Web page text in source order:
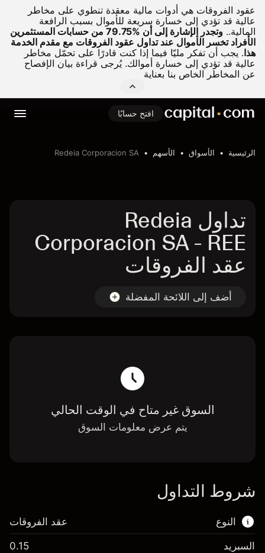
عقود الفروقات هي أدوات مالية معقدة تنطوي على مخاطر
عالية قد تؤدي إلى خسارة سريعة للأموال بسبب الرافعة
المالية..
وتجدر الإشارة إلى أن %79.75 من حسابات المستثمرين
الأفراد تخسر الأموال عند تداول عقود الفروقات مع مقدم الخدمة
هذا. يجب أن تفكر مليّا فيما إذا كنت قادرًا على تحمّل مخاطر
عالية قد تؤدي إلى خسارة أموالك. يُرجى قراءة بيان الإفصاح
عن المخاطر الخاص بنا بعناية
افتح حسابًا
الرئيسية الأسواق الأسهم Redeia Corporacion SA
تداول Redeia
Corporacion SA - REE
عقد الفروقات
أضف إلى اللائحة المفضلة
السوق غير متاح في الوقت الحالي
يتم عرض معلومات السوق
شروط التداول
النوع عقد الفروقات
السبريد 0.15